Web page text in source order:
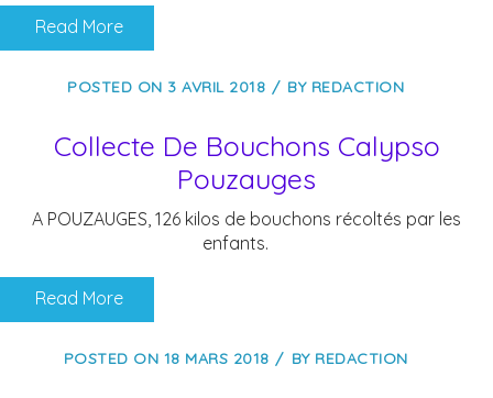
Read More
POSTED ON 3 AVRIL 2018 BY REDACTION
Collecte De Bouchons Calypso
Pouzauges‌
A POUZAUGES, 126 kilos de bouchons récoltés par les
enfants.
Read More
POSTED ON 18 MARS 2018 BY REDACTION